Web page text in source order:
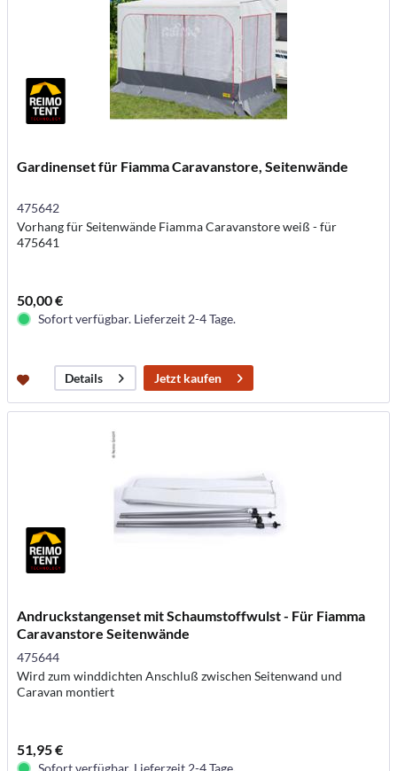
Gardinenset für Fiamma Caravanstore, Seitenwände
475642
Vorhang für Seitenwände Fiamma Caravanstore weiß - für
475641
50,00 €
Sofort verfügbar. Lieferzeit 2-4 Tage.
Details Jetzt kaufen
Andruckstangenset mit Schaumstoffwulst - Für Fiamma
Caravanstore Seitenwände
475644
Wird zum winddichten Anschluß zwischen Seitenwand und
Caravan montiert
51,95 €
Sofort verfügbar. Lieferzeit 2-4 Tage.